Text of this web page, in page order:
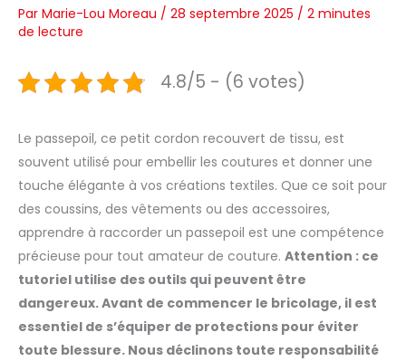
Par Marie-Lou Moreau / 28 septembre 2025 / 2 minutes
de lecture
4.8/5 - (6 votes)
Le passepoil, ce petit cordon recouvert de tissu, est
souvent utilisé pour embellir les coutures et donner une
touche élégante à vos créations textiles. Que ce soit pour
des coussins, des vêtements ou des accessoires,
apprendre à raccorder un passepoil est une compétence
précieuse pour tout amateur de couture. Attention : ce
tutoriel utilise des outils qui peuvent être
dangereux. Avant de commencer le bricolage, il est
essentiel de s’équiper de protections pour éviter
toute blessure. Nous déclinons toute responsabilité